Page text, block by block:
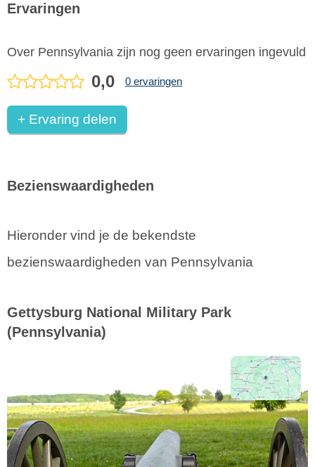
Ervaringen
Over Pennsylvania zijn nog geen ervaringen ingevuld
0,0 0 ervaringen
+ Ervaring delen
Bezienswaardigheden
Hieronder vind je de bekendste
bezienswaardigheden van Pennsylvania
Gettysburg National Military Park
(Pennsylvania)